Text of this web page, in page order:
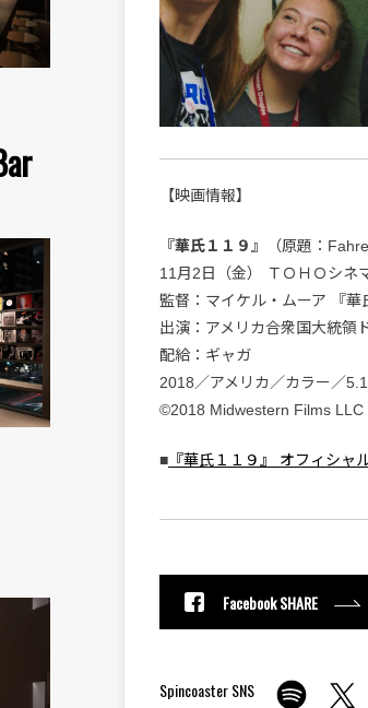
【映画情報】
『華氏１１９』
（原題：
11月2日（金） ＴＯＨＯシネ
監督：マイケル・ムーア 『華
出演：アメリカ合衆国大統領
配給：ギャガ
2018／アメリカ／カラー／
©2018 Midwestern Films LLC
■ 『華氏１１９』 オフィシャ
Facebook SHARE
Spincoaster SNS